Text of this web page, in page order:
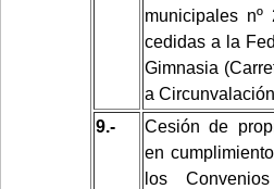
municipales
cedidas a la
Gimnasia
a
9.-
Cesión de
en
los